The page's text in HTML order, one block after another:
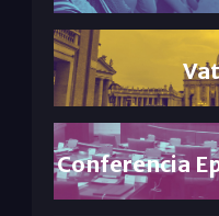
Conferencia